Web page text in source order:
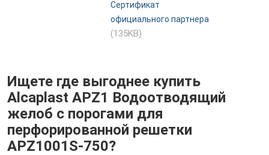
Сертификат
официального партнера
(135KB)
Ищете где выгоднее купить
Alcaplast APZ1 Водоотводящий
желоб с порогами для
перфорированной решетки
APZ1001S-750?